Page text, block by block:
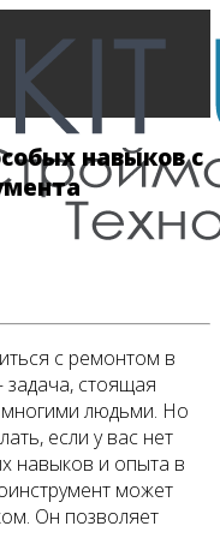
навыков с
с ремонтом в
задача, стоящая
людьми. Но
если у вас нет
навыков и опыта в
может
Он позволяет